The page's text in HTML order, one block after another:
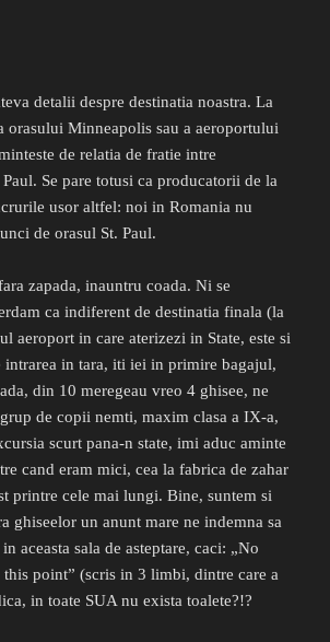
detalii despre destinatia noastra. La
orasului Minneapolis sau a aeroportului
de relatia de fratie intre
Se pare totusi ca producatorii de la
usor altfel: noi in Romania nu
de orasul St. Paul.
zapada, inauntru coada. Ni se
ca indiferent de destinatia finala (la
aeroport in care aterizezi in State, este si
intrarea in tara, iti iei in primire bagajul,
din 10 meregeau vreo 4 ghisee, ne
de copii nemti, maxim clasa a IX-a,
scurt pana-n state, imi aduc aminte
cand eram mici, cea la fabrica de zahar
printre cele mai lungi. Bine, suntem si
ghiseelor un anunt mare ne indemna sa
aceasta sala de asteptare, caci: „No
this point” (scris in 3 limbi, dintre care a
in toate SUA nu exista toalete?!?